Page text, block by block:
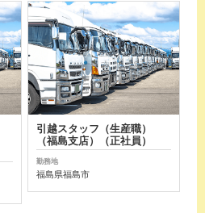
引越スタッフ（生産職）
（福島支店）（正社員）
勤務地
福島県福島市